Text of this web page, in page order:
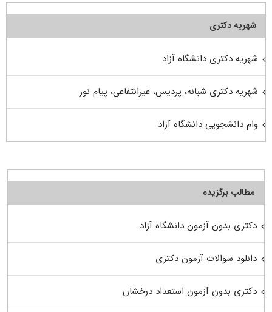
شهریه دکتری
شهریه دکتری دانشگاه آزاد
شهریه دکتری شبانه، پردیس، غیرانتفاعی، پیام نور
وام دانشجویی دانشگاه آزاد
مطالب برگزیده
دکتری بدون آزمون دانشگاه آزاد
دانلود سوالات آزمون دکتری
دکتری بدون آزمون استعداد درخشان